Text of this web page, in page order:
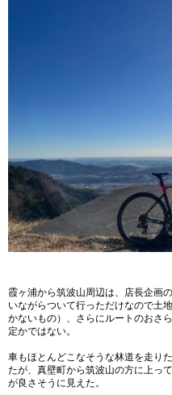
霞ヶ浦から筑波山周辺は、店長企画
いながらついて行っただけなので土
かないもの）、さらにルートのおさ
定かではない。
車もほとんどこなそうな林道を走り
たが、真壁町から筑波山の方に上っ
が良さそうに見えた。